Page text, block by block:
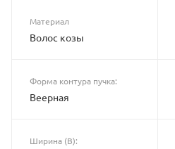
Материал
Волос козы
Форма контура пучка:
Веерная
Ширина (B):